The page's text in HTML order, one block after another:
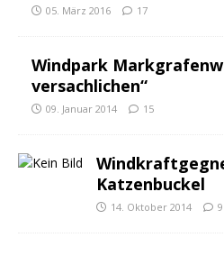
05. März 2016 17
Windpark
versachlichen“
09. Januar 2014 15
Katzenbuckel
14. Oktober 2014 9